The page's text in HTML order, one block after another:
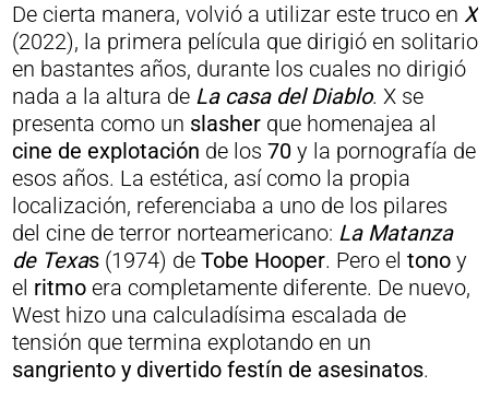
De cierta manera, volvió a utilizar este truco en X
(2022), la primera película que dirigió en solitario
en bastantes años, durante los cuales no dirigió
nada a la altura de La casa del Diablo. X se
presenta como un slasher que homenajea al
cine de explotación de los 70y la pornografía de
esos años. La estética, así como la propia
localización, referenciaba a uno de los pilares
del cine de terror norteamericano: La Matanza
de Texas(1974) de Tobe Hooper. Pero el tono y
el ritmo era completamente diferente. De nuevo,
West hizo una calculadísima escalada de
tensión que termina explotando en un
sangriento y divertido festín de asesinatos.